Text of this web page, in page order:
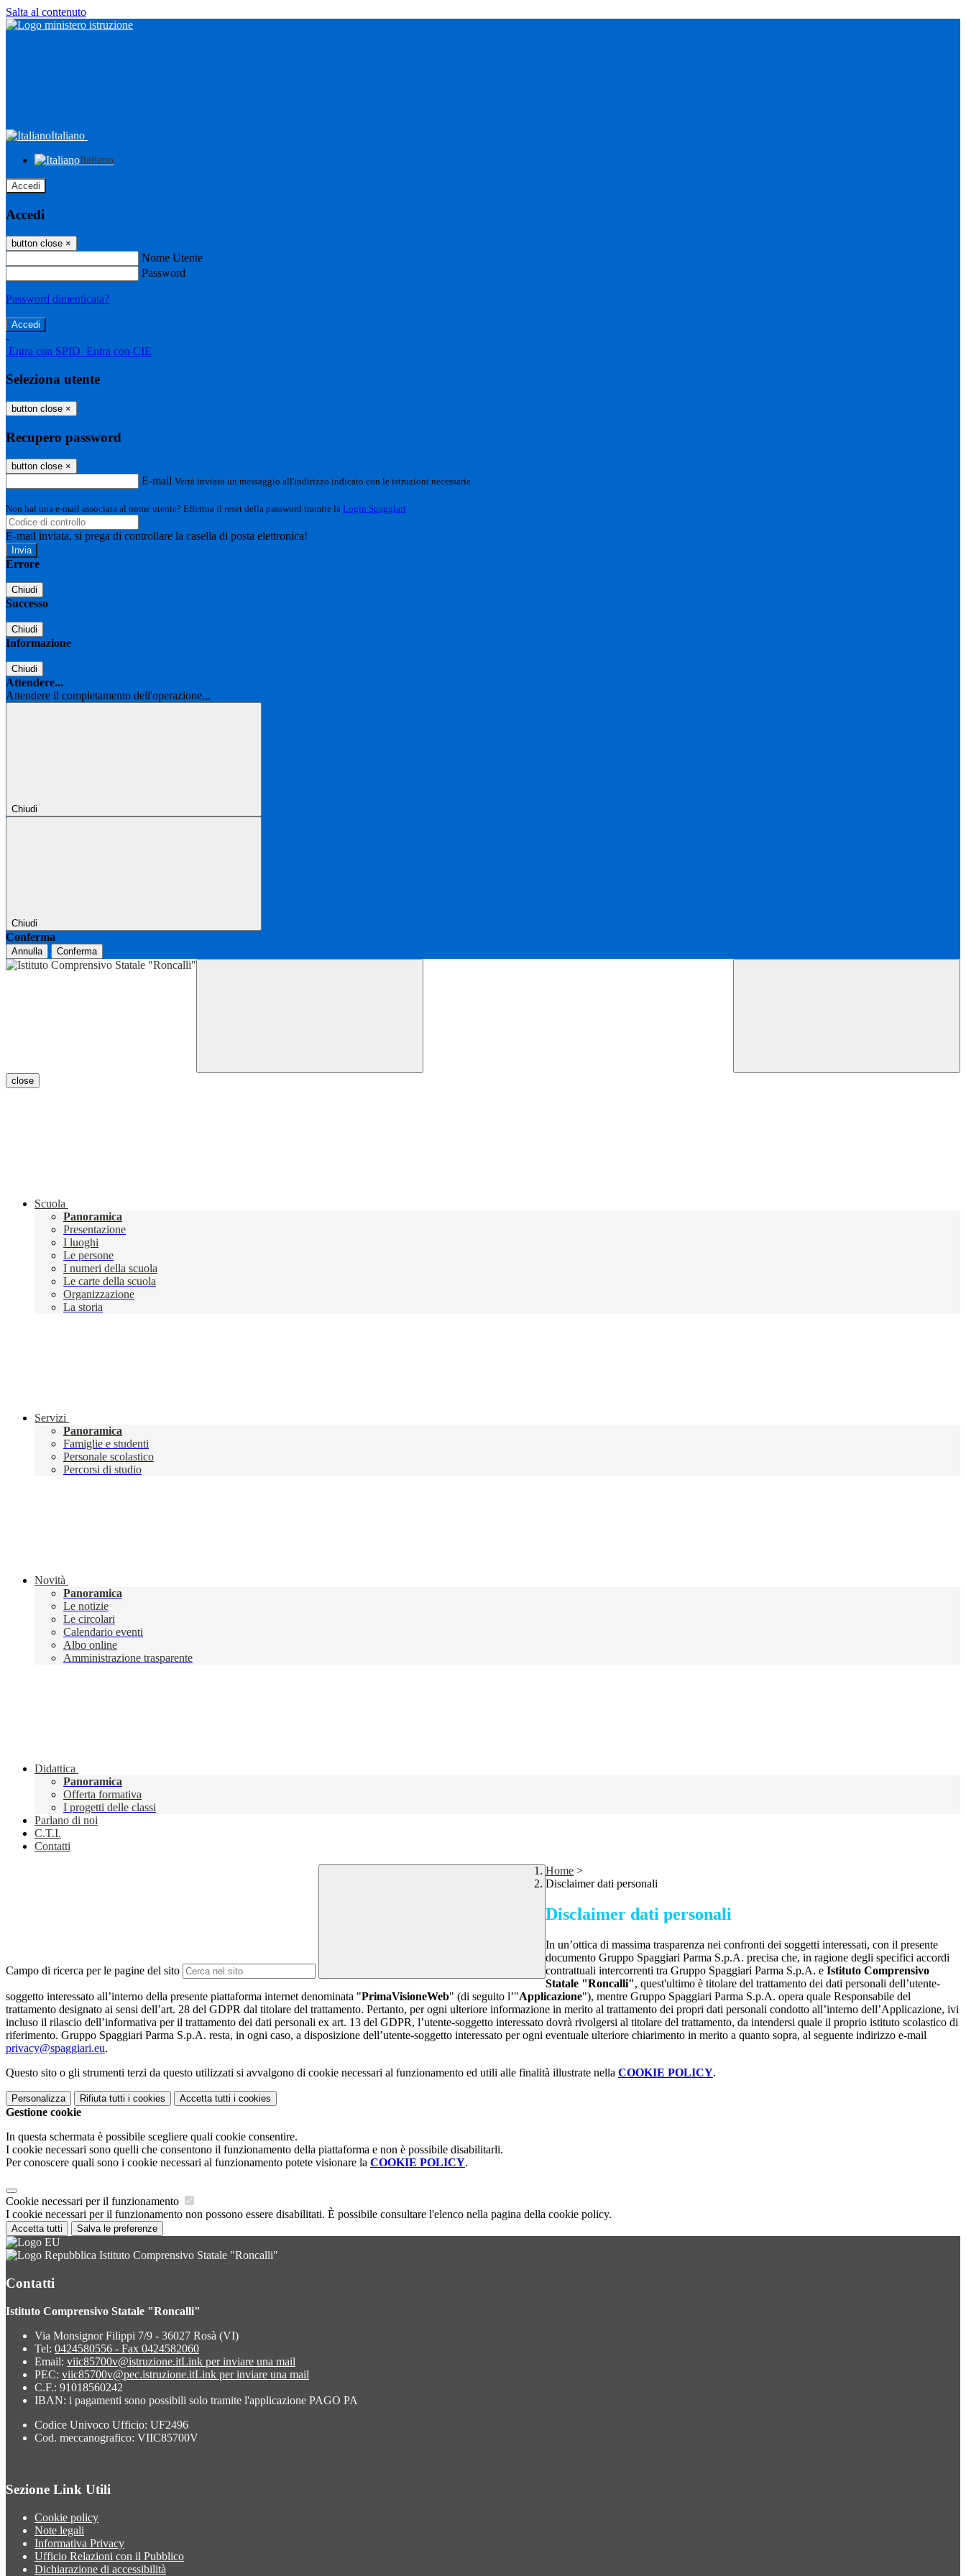
Salta al contenuto
Italiano
Italiano
Accedi
Accedi
button close ×
Nome Utente
Password
Password dimenticata?
-
Entra con SPID Entra con CIE
Seleziona utente
button close ×
Recupero password
button close ×
E-mail Verrà inviato un messaggio all'indirizzo indicato con le istruzioni necessarie.
Non hai una e-mail associata al nome utente? Effettua il reset della password tramite la Login Spaggiari
E-mail inviata, si prega di controllare la casella di posta elettronica!
Errore
Chiudi
Successo
Chiudi
Informazione
Chiudi
Attendere...
Attendere il completamento dell'operazione...
Chiudi
Chiudi
Conferma
Annulla Conferma
close
Scuola
Panoramica
Presentazione
I luoghi
Le persone
I numeri della scuola
Le carte della scuola
Organizzazione
La storia
Servizi
Panoramica
Famiglie e studenti
Personale scolastico
Percorsi di studio
Novità
Panoramica
Le notizie
Le circolari
Calendario eventi
Albo online
Amministrazione trasparente
Didattica
Panoramica
Offerta formativa
I progetti delle classi
Parlano di noi
C.T.I.
Contatti
Campo di ricerca per le pagine del sito
Home >
Disclaimer dati personali
Disclaimer dati personali
In un’ottica di massima trasparenza nei confronti dei soggetti interessati, con il presente
documento Gruppo Spaggiari Parma S.p.A. precisa che, in ragione degli specifici accordi
contrattuali intercorrenti tra Gruppo Spaggiari Parma S.p.A. e Istituto Comprensivo
Statale "Roncalli", quest'ultimo è titolare del trattamento dei dati personali dell’utente-
soggetto interessato all’interno della presente piattaforma internet denominata "PrimaVisioneWeb" (di seguito l’"Applicazione"), mentre Gruppo Spaggiari Parma S.p.A. opera quale Responsabile del
trattamento designato ai sensi dell’art. 28 del GDPR dal titolare del trattamento. Pertanto, per ogni ulteriore informazione in merito al trattamento dei propri dati personali condotto all’interno dell’Applicazione, ivi
incluso il rilascio dell’informativa per il trattamento dei dati personali ex art. 13 del GDPR, l’utente-soggetto interessato dovrà rivolgersi al titolare del trattamento, da intendersi quale il proprio istituto scolastico di
riferimento. Gruppo Spaggiari Parma S.p.A. resta, in ogni caso, a disposizione dell’utente-soggetto interessato per ogni eventuale ulteriore chiarimento in merito a quanto sopra, al seguente indirizzo e-mail
privacy@spaggiari.eu.
Questo sito o gli strumenti terzi da questo utilizzati si avvalgono di cookie necessari al funzionamento ed utili alle finalità illustrate nella COOKIE POLICY.
Personalizza Rifiuta tutti i cookies Accetta tutti i cookies
Gestione cookie
In questa schermata è possibile scegliere quali cookie consentire.
I cookie necessari sono quelli che consentono il funzionamento della piattaforma e non è possibile disabilitarli.
Per conoscere quali sono i cookie necessari al funzionamento potete visionare la COOKIE POLICY.
Cookie necessari per il funzionamento
I cookie necessari per il funzionamento non possono essere disabilitati. È possibile consultare l'elenco nella pagina della cookie policy.
Accetta tutti Salva le preferenze
Istituto Comprensivo Statale "Roncalli"
Contatti
Istituto Comprensivo Statale "Roncalli"
Via Monsignor Filippi 7/9 - 36027 Rosà (VI)
Tel: 0424580556 - Fax 0424582060
Email: viic85700v@istruzione.itLink per inviare una mail
PEC: viic85700v@pec.istruzione.itLink per inviare una mail
C.F.: 91018560242
IBAN: i pagamenti sono possibili solo tramite l'applicazione PAGO PA
Codice Univoco Ufficio: UF2496
Cod. meccanografico: VIIC85700V
Sezione Link Utili
Cookie policy
Note legali
Informativa Privacy
Ufficio Relazioni con il Pubblico
Dichiarazione di accessibilità